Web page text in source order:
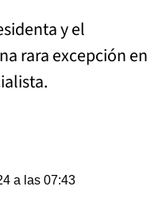
y el
rara excepción en
a las 07:43